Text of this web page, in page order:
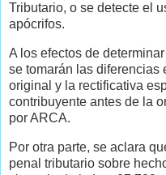
Tributario, o se detecte el
apócrifos.
A los efectos de
se tomarán las diferencias
original y la rectificativa
contribuyente antes de la
por ARCA.
Por otra parte, se aclara
penal tributario sobre